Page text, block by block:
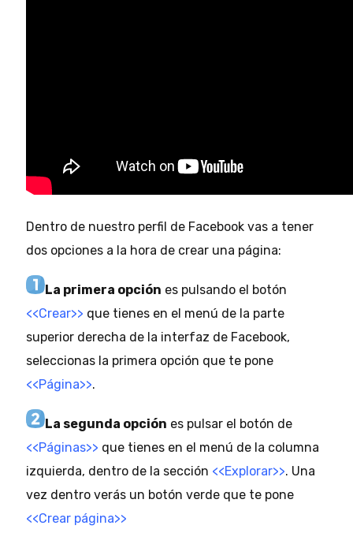
Dentro de nuestro perfil de Facebook vas a tener
dos opciones a la hora de crear una página:
La primera opción es pulsando el botón
<<Crear>> que tienes en el menú de la parte
superior derecha de la interfaz de Facebook,
seleccionas la primera opción que te pone
<<Página>>.
La segunda opción es pulsar el botón de
<<Páginas>> que tienes en el menú de la columna
izquierda, dentro de la sección <<Explorar>>. Una
vez dentro verás un botón verde que te pone
<<Crear página>>